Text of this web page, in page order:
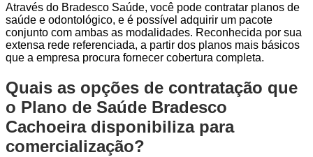
Através do Bradesco Saúde, você pode contratar planos de
saúde e odontológico, e é possível adquirir um pacote
conjunto com ambas as modalidades. Reconhecida por sua
extensa rede referenciada, a partir dos planos mais básicos
que a empresa procura fornecer cobertura completa.
Quais as opções de contratação que
o Plano de Saúde Bradesco
Cachoeira disponibiliza para
comercialização?